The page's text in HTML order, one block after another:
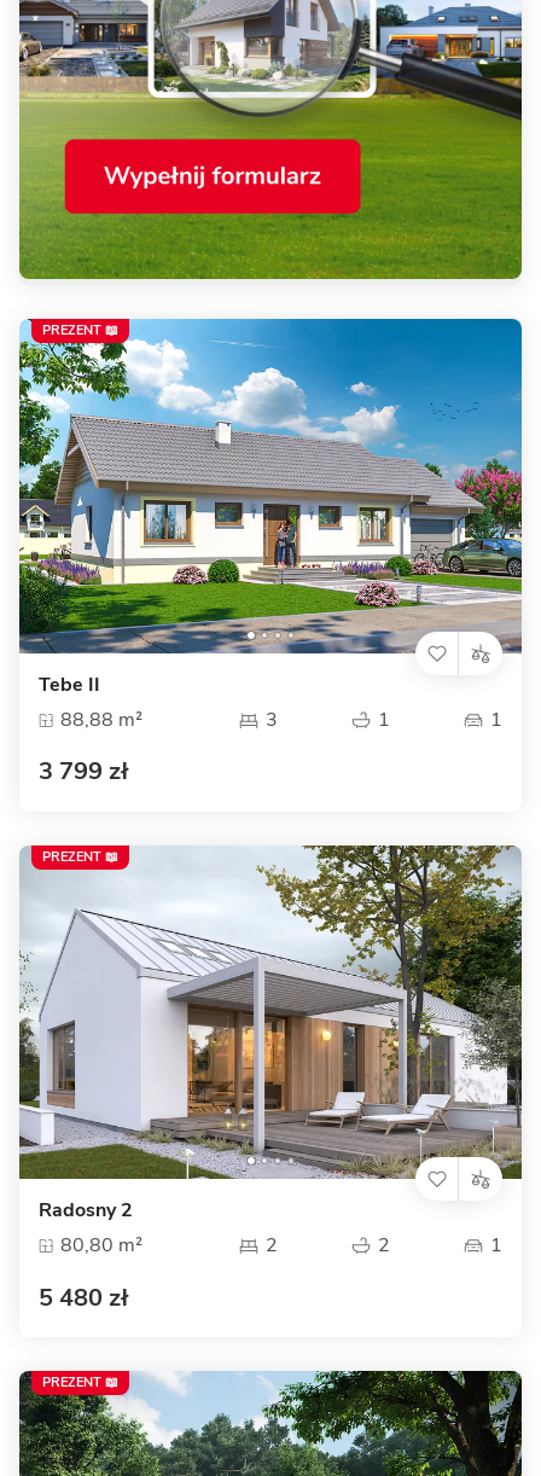
Tebe II
88,88 m²
3 1 1
3 799 zł
PREZENT 📖
Radosny 2
80,80 m²
2 2 1
5 480 zł
PREZENT 📖
PREZENT 📖